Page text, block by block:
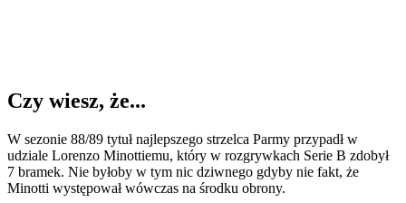
Czy wiesz, że...
W sezonie 88/89 tytuł najlepszego strzelca Parmy przypadł w
udziale Lorenzo Minottiemu, który w rozgrywkach Serie B zdobył
7 bramek. Nie byłoby w tym nic dziwnego gdyby nie fakt, że
Minotti występował wówczas na środku obrony.